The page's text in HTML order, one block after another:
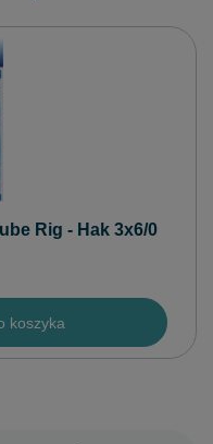
Rig - Hak 3x6/0
koszyka